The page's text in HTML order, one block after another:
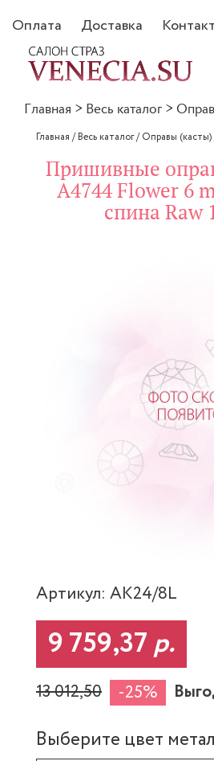
Оплата Доставка
Главная > Весь каталог >
Главная /Весь каталог/Оправы (касты)
Пришивные
A4744 Flower 6
спина Raw
Артикул: AK24/8L
9 759,37р.
13 012,50 -25%
Выберите цвет